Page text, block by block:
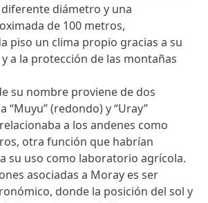
diámetro y una
de 100 metros,
piso un clima propio gracias a su
a la protección de las montañas
su nombre proviene de dos
“Muyu” (redondo) y “Uray”
a los andenes como
otra función que habrían
su uso como laboratorio agrícola.
asociadas a Moray es ser
donde la posición del sol y